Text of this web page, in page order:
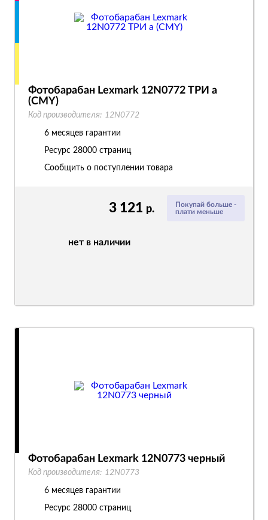
Покупай больше -
плати меньше
3 121 р.
нет в наличии
Фотобарабан Lexmark 12N0772 ТРИ а
(CMY)
Код производителя: 12N0772
6 месяцев гарантии
Ресурс 28000 страниц
Сообщить о поступлении товара
Фотобарабан Lexmark 12N0773 черный
Код производителя: 12N0773
6 месяцев гарантии
Ресурс 28000 страниц